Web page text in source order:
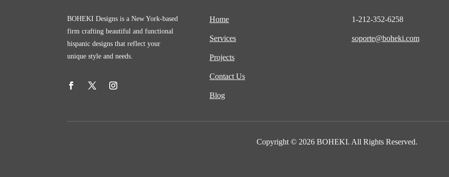
BOHEKI Designs is a New York-based
firm crafting beautiful and functional
hispanic designs that reflect your
unique style and needs.
Home
Services
Projects
Contact Us
Blog
1-212-352-6258
soporte@boheki.com
Copyright © 2026 BOHEKI. All Rights Reserved.